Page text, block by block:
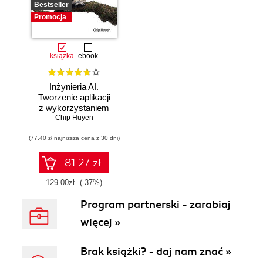
Bestseller
Promocja
książka ebook
Inżynieria AI.
Tworzenie aplikacji
z wykorzystaniem
modeli bazowych
Chip Huyen
(77,40 zł najniższa cena z 30 dni)
81.27 zł
129.00zł (-37%)
Program partnerski - zarabiaj
więcej »
Brak książki? - daj nam znać »